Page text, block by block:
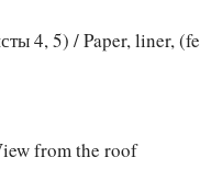
4, 5) / Paper, liner,
from the roof